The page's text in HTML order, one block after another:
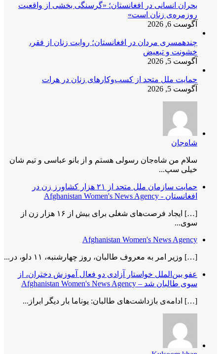
بحران انسانی در افغانستان؛ «گرسنگی بخشی از واقعیت
روزمره‌ی زنان است»
آگوست 6, 2026
چندهمسری مردان در افغانستان؛ روایت زنان از فقر،
خشونت و تبعیض
آگوست 5, 2026
حمایت ملل متحد از کسب‌وکارهای زنان در هرات
آگوست 5, 2026
شاه‌جان
سلام من شاه‌جان رسولی هستم و از بانو عباسی و تیم شان
خیلی سپ...
حمایت سازمان ملل متحد از ۲۱ هزار کشاورز زن در
افغانستان - Afghanistan Women's News Agency
[…] ایجاد فرصت‌های شغلی برای بیش از ۱۶ هزار زن از
سوی...
Afghanistan Women's News Agency
[…] وزیر امر به معروف طالبان، روز چهارشنبه، ۱۱ دلو، در...
عفو بین‌الملل خواستار آزادی دو فعال آموزش دختران، از
سوی طالبان شد – Afghanistan Women's News Agency
[…] ادامه‌ی بازداشت‌های طالبان: یوناما بار دیگر ابراز...